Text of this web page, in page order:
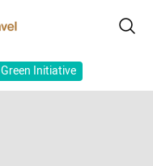
Green Initiative